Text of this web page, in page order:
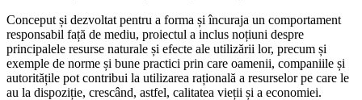
Conceput și dezvoltat pentru a forma și încuraja un comportament
responsabil față de mediu, proiectul a inclus noțiuni despre
principalele resurse naturale și efecte ale utilizării lor, precum și
exemple de norme și bune practici prin care oamenii, companiile și
autoritățile pot contribui la utilizarea rațională a resurselor pe care le
au la dispoziție, crescând, astfel, calitatea vieții și a economiei.